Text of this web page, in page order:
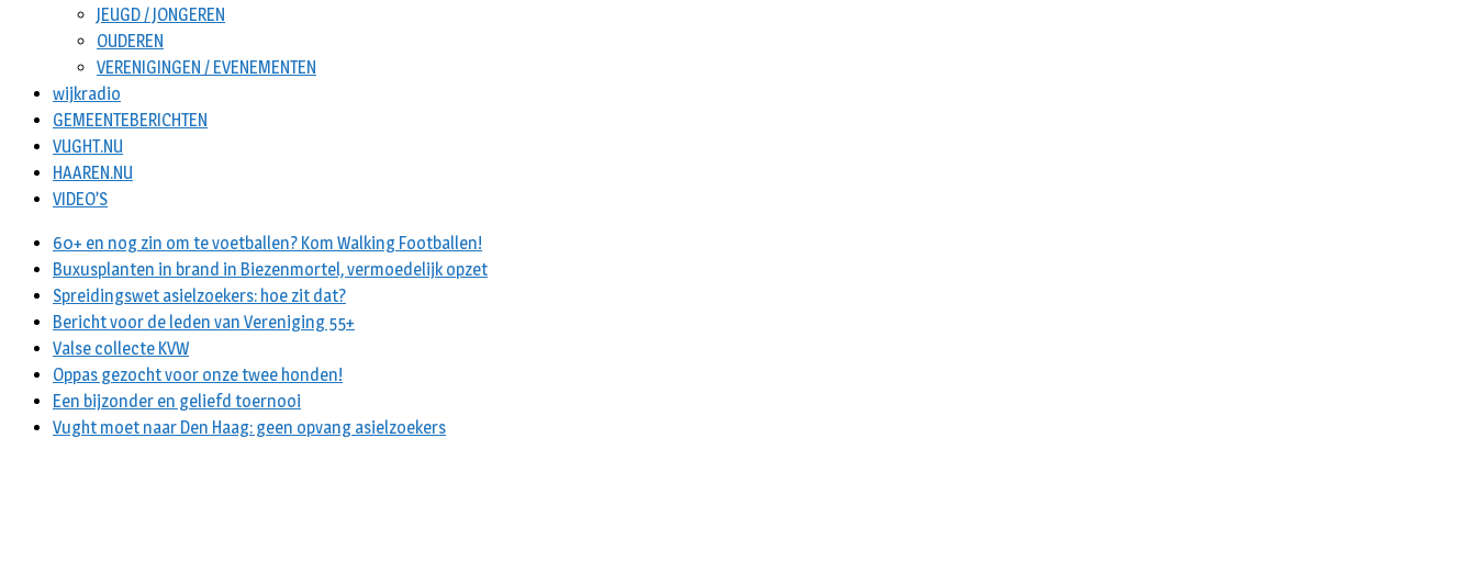
JEUGD / JONGEREN
OUDEREN
VERENIGINGEN / EVENEMENTEN
wijkradio
GEMEENTEBERICHTEN
VUGHT.NU
HAAREN.NU
VIDEO’S
60+ en nog zin om te voetballen? Kom Walking Footballen!
Buxusplanten in brand in Biezenmortel, vermoedelijk opzet
Spreidingswet asielzoekers: hoe zit dat?
Bericht voor de leden van Vereniging 55+
Valse collecte KVW
Oppas gezocht voor onze twee honden!
Een bijzonder en geliefd toernooi
Vught moet naar Den Haag: geen opvang asielzoekers